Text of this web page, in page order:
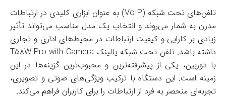
تلفن‌های تحت شبکه (VoIP) به عنوان ابزاری کلیدی در ارتباطات
مدرن به شمار می‌روند و انتخاب یک مدل مناسب می‌تواند تأثیر
زیادی بر کارایی و کیفیت ارتباطات در محیط‌های اداری و تجاری
داشته باشد. تلفن تحت شبکه یالینک T58W Pro with Camera
با دوربین، یکی از پیشرفته‌ترین و محبوب‌ترین گزینه‌ها در این
زمینه است. این دستگاه با ترکیب ویژگی‌های صوتی و تصویری،
تجربه‌ای منحصر به فرد از ارتباطات را برای کاربران فراهم می‌کند.